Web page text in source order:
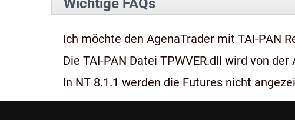
Ich möchte den AgenaTrader mit TAI-PAN
Die TAI-PAN Datei TPWVER.dll wird von
In NT 8.1.1 werden die Futures nicht